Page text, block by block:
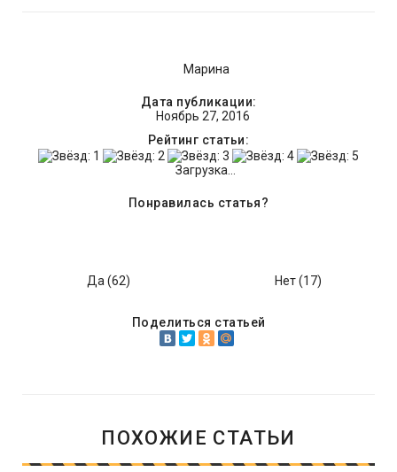
Марина
Дата публикации:
Ноябрь 27, 2016
Рейтинг статьи:
Загрузка...
Понравилась статья?
Да (62) Нет (17)
Поделиться статьей
ПОХОЖИЕ СТАТЬИ